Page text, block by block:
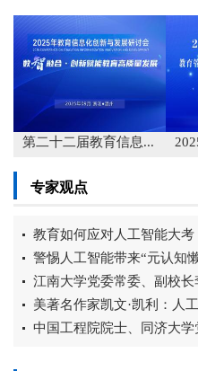
第二十二届教育信息...
专家观点
教育如何应对人工智能大考
警惕人工智能带来“元认知
美著名作家凯文·凯利：人